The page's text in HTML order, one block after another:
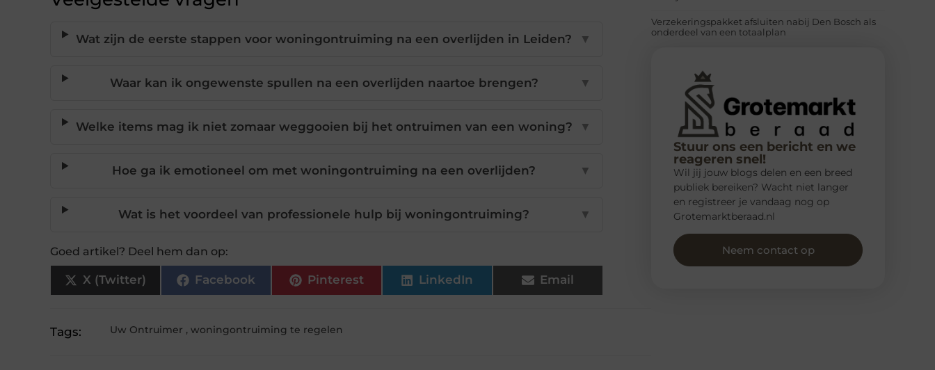
Wat zijn de eerste stappen voor woningontruiming na een overlijden in Leiden? ▼
Waar kan ik ongewenste spullen na een overlijden naartoe brengen? ▼
Welke items mag ik niet zomaar weggooien bij het ontruimen van een woning? ▼
Hoe ga ik emotioneel om met woningontruiming na een overlijden? ▼
Wat is het voordeel van professionele hulp bij woningontruiming? ▼
Goed artikel? Deel hem dan op:
X (Twitter) Facebook Pinterest LinkedIn Email
Tags: Uw Ontruimer ,woningontruiming te regelen
Verzekeringspakket afsluiten nabij Den Bosch als
onderdeel van een totaalplan
Stuur ons een bericht en we
reageren snel!
Wil jij jouw blogs delen en een breed
publiek bereiken? Wacht niet langer
en registreer je vandaag nog op
Grotemarktberaad.nl
Neem contact op